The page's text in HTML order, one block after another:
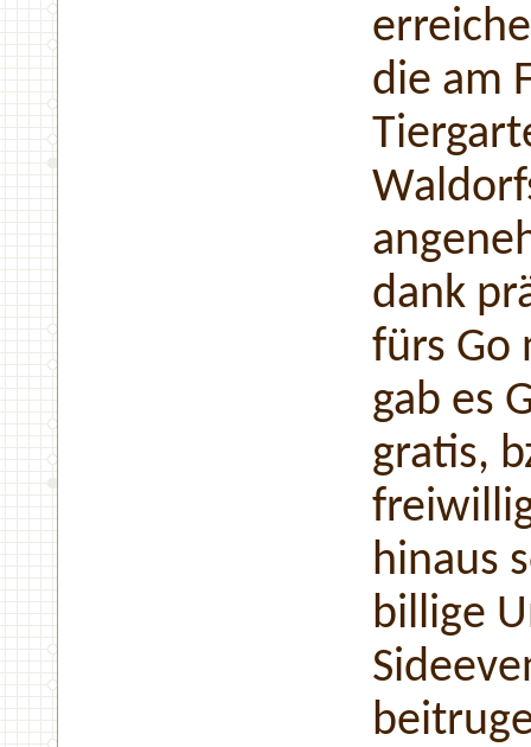
die am
dank
fürs Go
gab es
gratis,
hinaus
billige